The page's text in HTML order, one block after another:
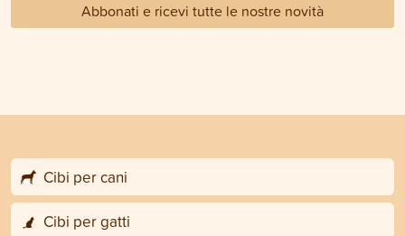
Abbonati e ricevi tutte le nostre novità
Cibi per cani
Cibi per gatti